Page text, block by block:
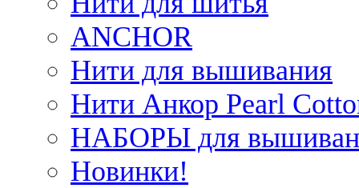
ANCHOR
Нити для вышивания
Нити Анкор Pearl
НАБОРЫ для
Новинки!